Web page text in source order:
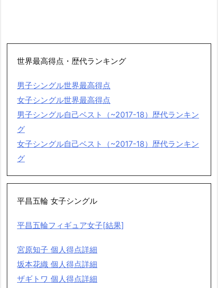
世界最高得点・歴代ランキング
男子シングル世界最高得点
女子シングル世界最高得点
男子シングル自己ベスト（~2017-18）歴代ランキン
グ
女子シングル自己ベスト（~2017-18）歴代ランキン
グ
平昌五輪 女子シングル
平昌五輪フィギュア女子[結果]
宮原知子 個人得点詳細
坂本花織 個人得点詳細
ザギトワ 個人得点詳細